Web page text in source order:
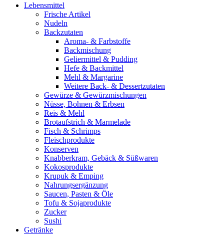
Lebensmittel
Frische Artikel
Nudeln
Backzutaten
Aroma- & Farbstoffe
Backmischung
Geliermittel & Pudding
Hefe & Backmittel
Mehl & Margarine
Weitere Back- & Dessertzutaten
Gewürze & Gewürzmischungen
Nüsse, Bohnen & Erbsen
Reis & Mehl
Brotaufstrich & Marmelade
Fisch & Schrimps
Fleischprodukte
Konserven
Knabberkram, Gebäck & Süßwaren
Kokosprodukte
Krupuk & Emping
Nahrungsergänzung
Saucen, Pasten & Öle
Tofu & Sojaprodukte
Zucker
Sushi
Getränke